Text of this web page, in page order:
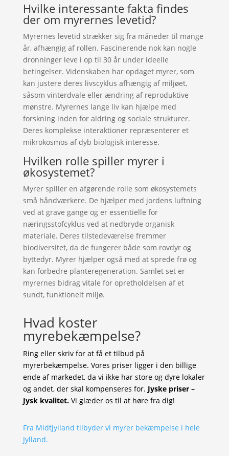
Hvilke interessante fakta findes
der om myrernes levetid?
Myrernes levetid strækker sig fra måneder til mange
år, afhængig af rollen. Fascinerende nok kan nogle
dronninger leve i op til 30 år under ideelle
betingelser. Videnskaben har opdaget myrer, som
kan justere deres livscyklus afhængig af miljøet,
såsom vinterdvale eller ændring af reproduktive
mønstre. Myrernes lange liv kan hjælpe med
forskning inden for aldring og sociale strukturer.
Deres komplekse interaktioner repræsenterer et
mikrokosmos af dyb biologisk interesse.
Hvilken rolle spiller myrer i
økosystemet?
Myrer spiller en afgørende rolle som økosystemets
små håndværkere. De hjælper med jordens luftning
ved at grave gange og er essentielle for
næringsstofcyklus ved at nedbryde organisk
materiale. Deres tilstedeværelse fremmer
biodiversitet, da de fungerer både som rovdyr og
byttedyr. Myrer hjælper også med at sprede frø og
kan forbedre planteregeneration. Samlet set er
myrernes bidrag vitale for opretholdelsen af et
sundt, funktionelt miljø.
Hvad koster
myrebekæmpelse?
Ring eller skriv for at få et tilbud på
myrerbekæmpelse. Vores priser ligger i den billige
ende af markedet, da vi ikke har store og dyre lokaler
og andet, der skal kompenseres for. Jyske priser –
Jysk kvalitet.Vi glæder os til at høre fra dig!
Fra Midtjylland tilbyder vi myrer bekæmpelse i hele
Jylland.